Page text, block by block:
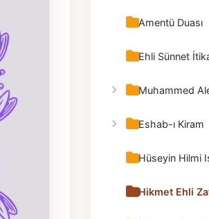
Amentü Duası
Ehli Sünnet
Eshab-ı Kiram
Hikmet Ehli